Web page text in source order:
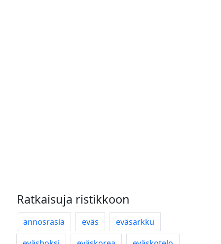
Ratkaisuja ristikkoon
annosrasia eväs
eväsarkku